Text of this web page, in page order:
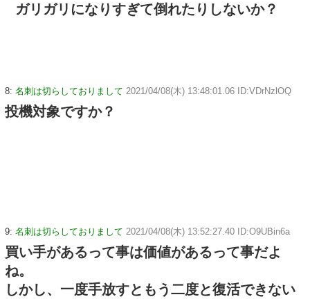
ガリガリになりすぎて倒れたりしないか？
8: 名刺は切らしておりまして 2021/04/08(木) 13:48:01.06 ID:VDrNzlOQ
投機対象ですか？
9: 名刺は切らしておりまして 2021/04/08(木) 13:52:27.40 ID:O9UBin6a
買い手があるって事は価値があるって事だよ
ね。
しかし、一度手放すともう二度と復活できない